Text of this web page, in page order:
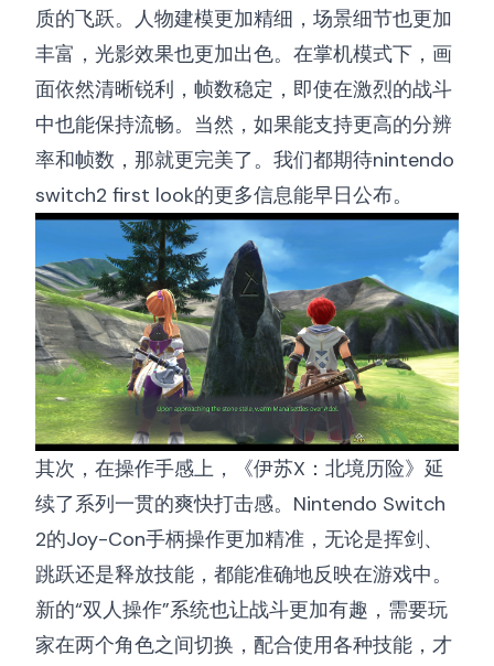
质的飞跃。人物建模更加精细，场景细节也更加
丰富，光影效果也更加出色。在掌机模式下，画
面依然清晰锐利，帧数稳定，即使在激烈的战斗
中也能保持流畅。当然，如果能支持更高的分辨
率和帧数，那就更完美了。我们都期待nintendo
switch2 first look的更多信息能早日公布。
其次，在操作手感上，《伊苏X：北境历险》延
续了系列一贯的爽快打击感。Nintendo Switch
2的Joy-Con手柄操作更加精准，无论是挥剑、
跳跃还是释放技能，都能准确地反映在游戏中。
新的“双人操作”系统也让战斗更加有趣，需要玩
家在两个角色之间切换，配合使用各种技能，才